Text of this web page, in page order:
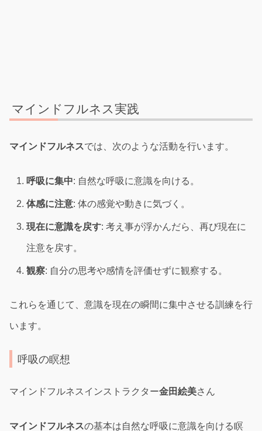
マインドフルネス実践
マインドフルネスでは、次のような活動を行います。
呼吸に集中: 自然な呼吸に意識を向ける。
体感に注意: 体の感覚や動きに気づく。
現在に意識を戻す: 考え事が浮かんだら、再び現在に
注意を戻す。
観察: 自分の思考や感情を評価せずに観察する。
これらを通じて、意識を現在の瞬間に集中させる訓練を行
います。
呼吸の瞑想
マインドフルネスインストラクター金田絵美さん
マインドフルネスの基本は自然な呼吸に意識を向ける瞑